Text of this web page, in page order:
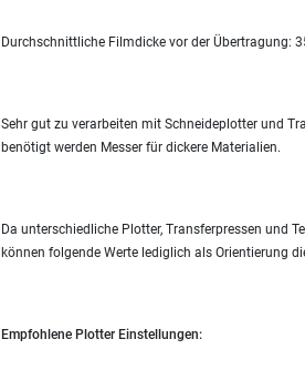
Durchschnittliche Filmdicke vor der Übertragung:
Sehr gut zu verarbeiten mit Schneideplotter und
benötigt werden Messer für dickere Materialien.
Da unterschiedliche Plotter, Transferpressen und
können folgende Werte lediglich als Orientierung
Empfohlene Plotter Einstellungen: